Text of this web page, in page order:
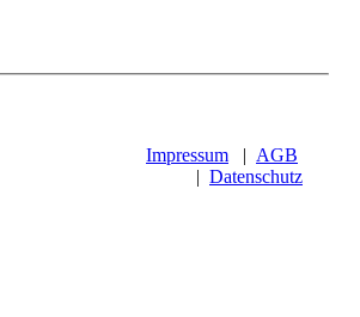
Impressum | AGB
| Datenschutz